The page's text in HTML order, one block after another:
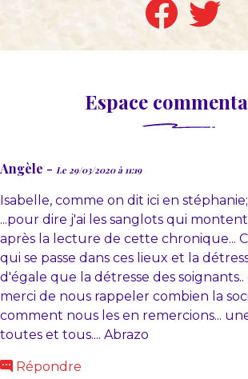
Espace
Angèle - Le 29/03/2020 à 11:19
Isabelle, comme on dit ici en
...pour dire j'ai les sanglots qui montent
après la lecture de cette chronique...
qui se passe dans ces lieux et la
d'égale que la détresse des soignants..
merci de nous rappeler combien la
comment nous les en remercions...
toutes et tous.... Abrazo
Répondre